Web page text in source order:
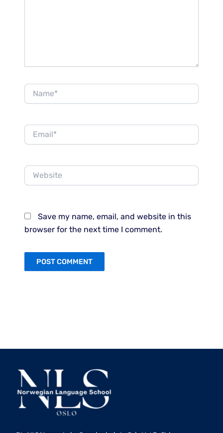
Name*
Email*
Website
Save my name, email, and website in this
browser for the next time I comment.